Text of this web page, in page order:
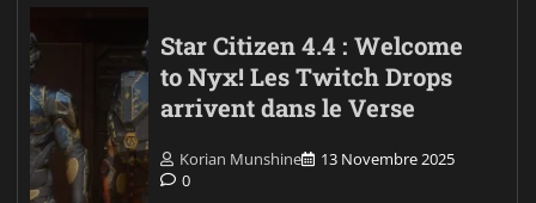
Star Citizen 4.4 : Welcome
to Nyx! Les Twitch Drops
arrivent dans le Verse
Korian Munshine
13 Novembre 2025
0